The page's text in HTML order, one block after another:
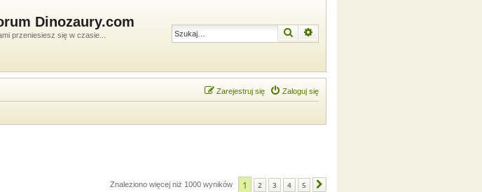
Dinozaury.com
przeniesiesz się w czasie... Szukaj
Zaloguj się
Zarejestruj się
Znaleziono więcej niż 1000 wyników 1 2 3 4 5